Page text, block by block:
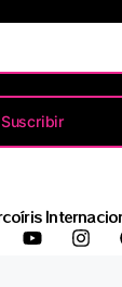
Suscribir